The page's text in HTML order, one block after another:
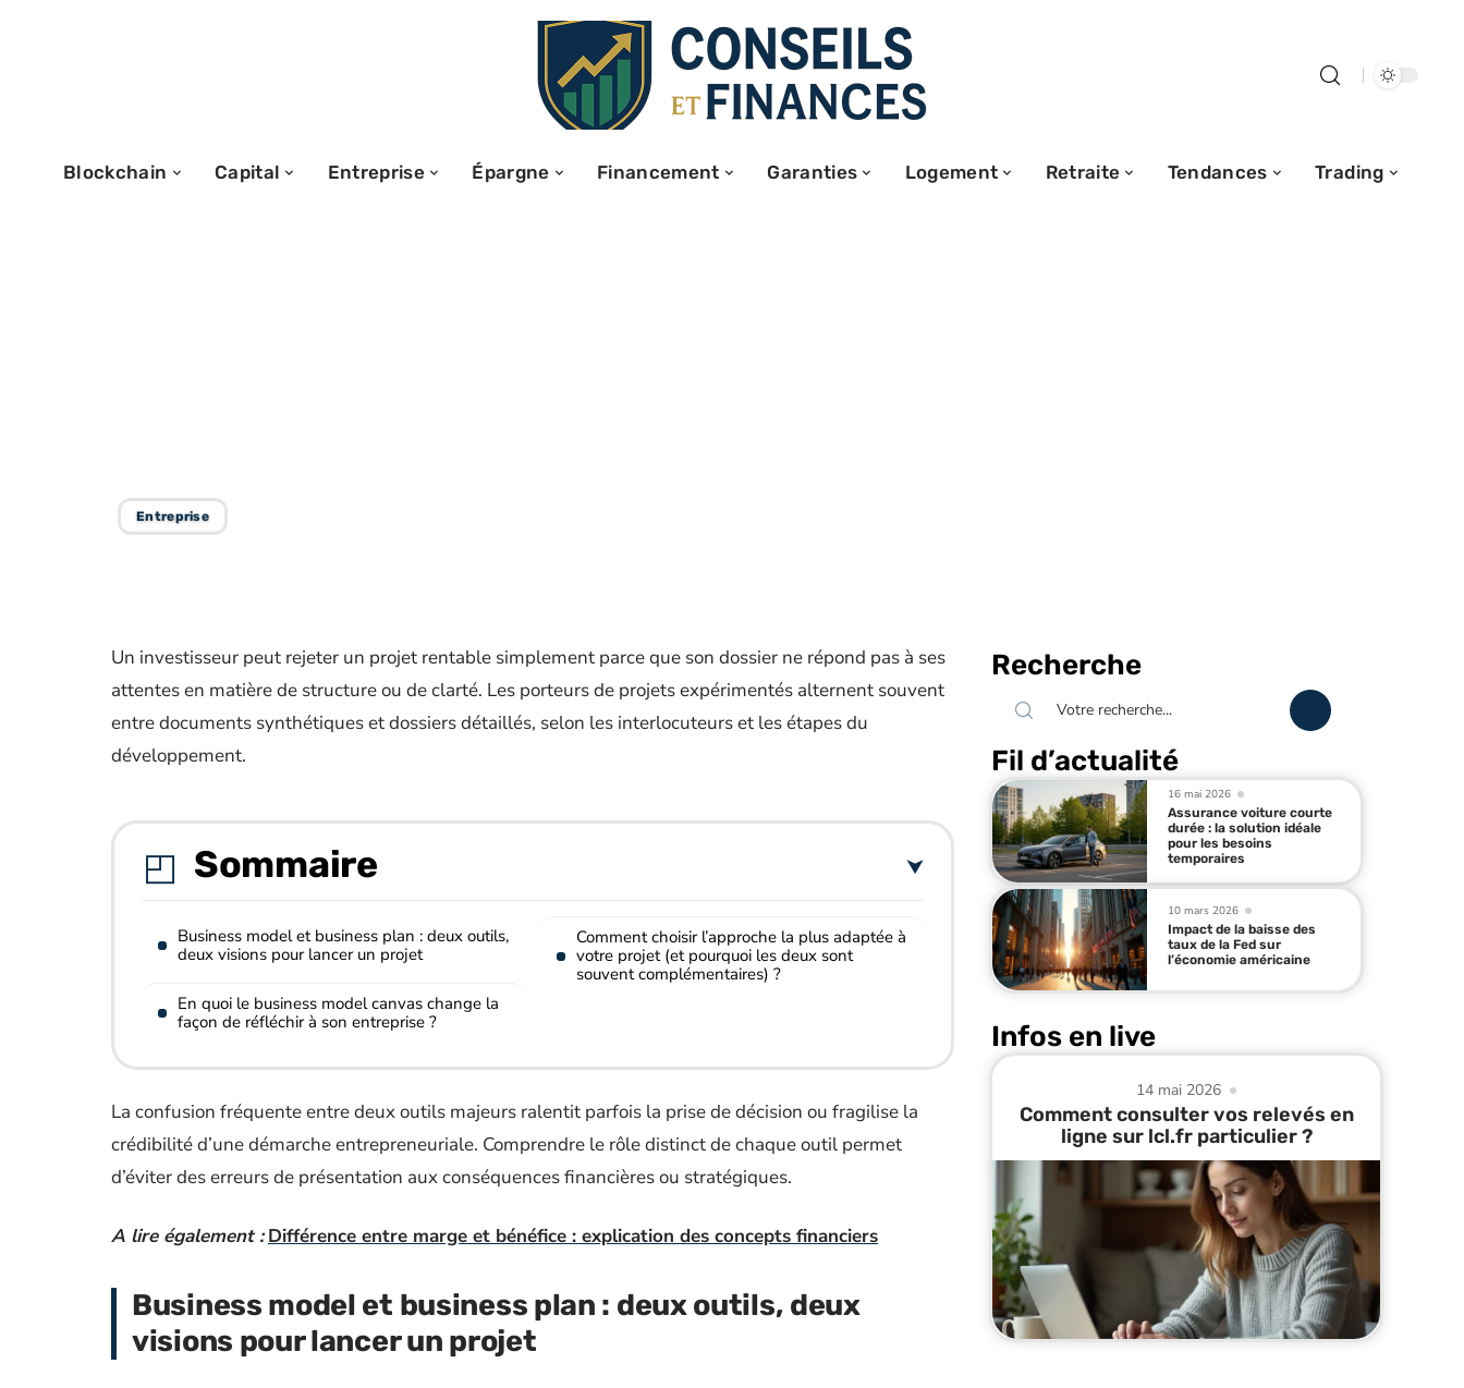
Blockchain Capital Entreprise Épargne Financement Garanties Logement Retraite Tendances Trading
Entreprise
Un investisseur peut rejeter un projet rentable simplement parce que son dossier ne répond pas à ses
attentes en matière de structure ou de clarté. Les porteurs de projets expérimentés alternent souvent
entre documents synthétiques et dossiers détaillés, selon les interlocuteurs et les étapes du
développement.
Sommaire
Business model et business plan : deux outils,
deux visions pour lancer un projet
En quoi le business model canvas change la
façon de réfléchir à son entreprise ?
Comment choisir l’approche la plus adaptée à
votre projet (et pourquoi les deux sont
souvent complémentaires) ?
La confusion fréquente entre deux outils majeurs ralentit parfois la prise de décision ou fragilise la
crédibilité d’une démarche entrepreneuriale. Comprendre le rôle distinct de chaque outil permet
d’éviter des erreurs de présentation aux conséquences financières ou stratégiques.
A lire également : Différence entre marge et bénéfice : explication des concepts financiers
Business model et business plan : deux outils, deux
visions pour lancer un projet
Recherche
Fil d’actualité
16 mai 2026
Assurance voiture courte
durée : la solution idéale
pour les besoins
temporaires
10 mars 2026
Impact de la baisse des
taux de la Fed sur
l’économie américaine
Infos en live
14 mai 2026
Comment consulter vos relevés en
ligne sur lcl.fr particulier ?